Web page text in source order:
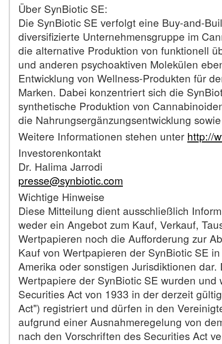
Über SynBiotic SE:
Die SynBiotic SE verfolgt eine Buy-and-
diversifizierte Unternehmensgruppe im
die alternative Produktion von funktionell
und anderen psychoaktiven Molekülen
Entwicklung von Wellness-Produkten für
Marken. Dabei konzentriert sich die
synthetische Produktion von
die Nahrungsergänzungsentwicklung
Weitere Informationen stehen unter http://
Investorenkontakt
Dr. Halima Jarrodi
presse@synbiotic.com
Wichtige Hinweise
Diese Mitteilung dient ausschließlich
weder ein Angebot zum Kauf, Verkauf,
Wertpapieren noch die Aufforderung zur
Kauf von Wertpapieren der SynBiotic SE
Amerika oder sonstigen Jurisdiktionen
Wertpapiere der SynBiotic SE wurden und
Securities Act von 1933 in der derzeit
Act") registriert und dürfen in den
aufgrund einer Ausnahmeregelung von
nach den Vorschriften des Securities Act